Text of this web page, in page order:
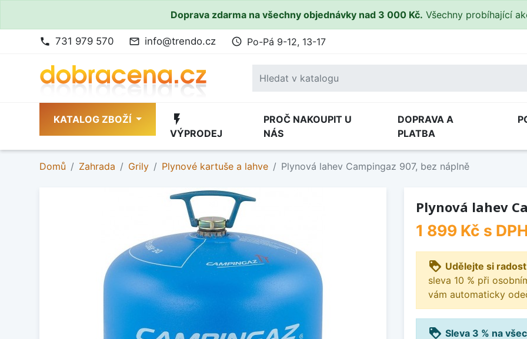
Doprava zdarma na všechny objednávky nad 3 000 Kč. Všechny probíhající
phone 731 979 570 mail_outline info@trendo.cz access_time Po-Pá 9-12, 13-17
KATALOG ZBOŽÍ flash_on
VÝPRODEJ
PROČ NAKOUPIT U
NÁS
DOPRAVA A
PLATBA
Domů Zahrada Grily Plynové kartuše a lahve Plynová lahev Campingaz 907, bez náplně
Plynová lahev
1 899 Kč s
loyalty Udělejte si
sleva 10 % při
vám automaticky
loyalty Sleva 3 % na